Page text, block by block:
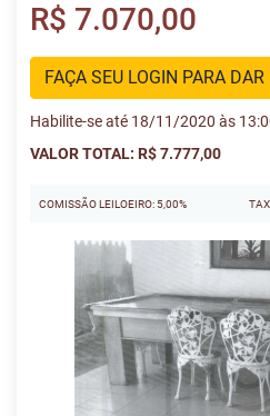
R$ 7.070,00
FAÇA SEU LOGIN PARA
Habilite-se até 18/11/2020 às
VALOR TOTAL: R$ 7.777,00
COMISSÃO LEILOEIRO: 5,00%